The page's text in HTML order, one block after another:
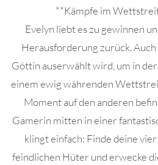
**Kämpfe im
Evelyn liebt es zu gewinnen
Herausforderung zurück. Auch
Göttin auserwählt wird, um in
einem ewig währenden
Moment auf den anderen
Gamerin mitten in einer
klingt einfach: Finde deine
feindlichen Hüter und erwecke